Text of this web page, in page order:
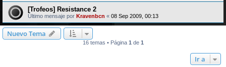
[Trofeos] Resistance 2
Último mensaje por Kravenbcn « 08 Sep 2009, 00:13
Nuevo Tema
16 temas • Página 1 de 1
Ir a